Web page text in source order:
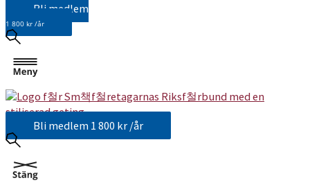
Bli medlem
1 800 kr /år
Bli medlem 1 800 kr /år